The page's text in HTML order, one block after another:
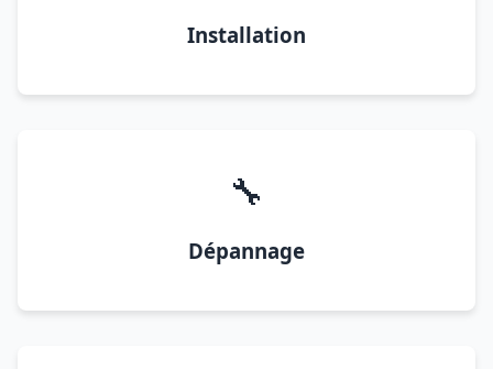
Installation
🔧
Dépannage